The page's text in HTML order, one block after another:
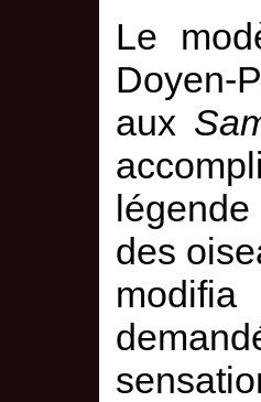
Le
aux
des